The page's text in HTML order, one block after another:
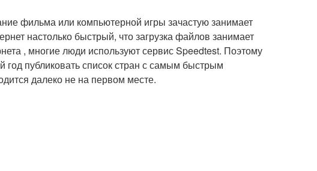
фильма или компьютерной игры зачастую занимает
настолько быстрый, что загрузка файлов занимает
, многие люди используют сервис Speedtest. Поэтому
год публиковать список стран с самым быстрым
далеко не на первом месте.